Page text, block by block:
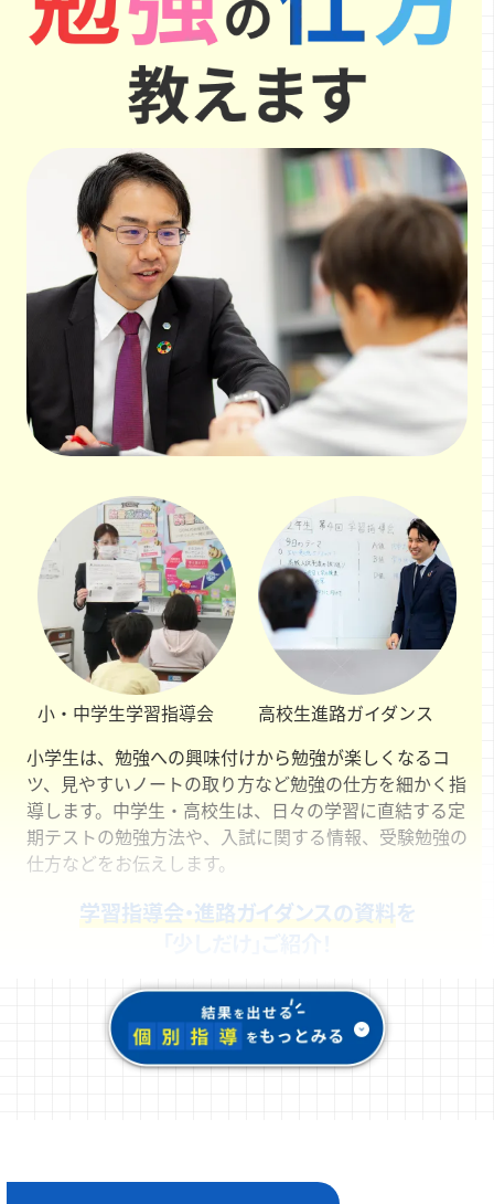
小・中学生学習指導会 高校生進路ガイダンス
小学生は、勉強への興味付けから勉強が楽しくなるコ
ツ、見やすいノートの取り方など勉強の仕方を細かく指
導します。中学生・高校生は、日々の学習に直結する定
期テストの勉強方法や、入試に関する情報、受験勉強の
仕方などをお伝えします。
学習指導会・進路ガイダンスの資料を